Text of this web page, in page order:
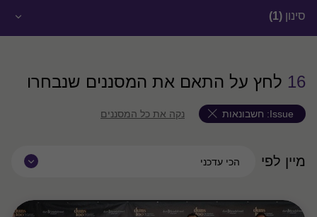
סינון (1)
16 לחץ על התאם את המסננים שנבחרו
Issue: חשבונאות נקה את כל המסננים
מיין לפי הכי עדכני